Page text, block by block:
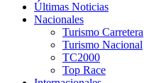
Últimas Noticias
Nacionales
Turismo Carretera
Turismo Nacional
TC2000
Top Race